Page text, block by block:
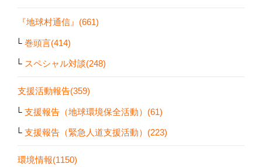
『地球村通信』(661)
巻頭言(414)
スペシャル対談(248)
支援活動報告(359)
支援報告（地球環境保全活動）(61)
支援報告（緊急人道支援活動）(223)
環境情報(1150)